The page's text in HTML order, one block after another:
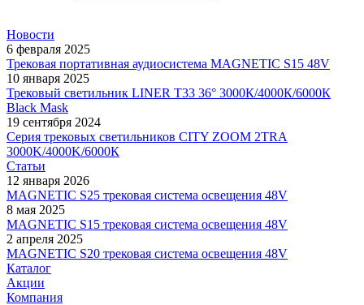
Новости
6 февраля 2025
Трековая портативная аудиосистема MAGNETIC S15 48V
10 января 2025
Трековый светильник LINER T33 36° 3000К/4000К/6000К
Black Mask
19 сентября 2024
Серия трековых светильников CITY ZOOM 2TRA
3000K/4000K/6000К
Статьи
12 января 2026
MAGNETIC S25 трековая система освещения 48V
8 мая 2025
MAGNETIC S15 трековая система освещения 48V
2 апреля 2025
MAGNETIC S20 трековая система освещения 48V
Каталог
Акции
Компания